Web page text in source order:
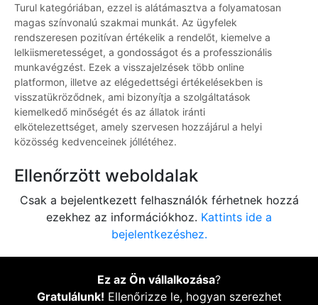
Turul kategóriában, ezzel is alátámasztva a folyamatosan
magas színvonalú szakmai munkát. Az ügyfelek
rendszeresen pozitívan értékelik a rendelőt, kiemelve a
lelkiismeretességet, a gondosságot és a professzionális
munkavégzést. Ezek a visszajelzések több online
platformon, illetve az elégedettségi értékelésekben is
visszatükröződnek, ami bizonyítja a szolgáltatások
kiemelkedő minőségét és az állatok iránti
elkötelezettséget, amely szervesen hozzájárul a helyi
közösség kedvenceinek jóllétéhez.
Ellenőrzött weboldalak
Csak a bejelentkezett felhasználók férhetnek hozzá
ezekhez az információkhoz. Kattints ide a
bejelentkezéshez.
Ez az Ön vállalkozása?
Gratulálunk! Ellenőrizze le, hogyan szerezhet